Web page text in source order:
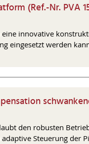
(Ref.-Nr. PVA
innovative
eingesetzt werden
den robusten
Steuerung der